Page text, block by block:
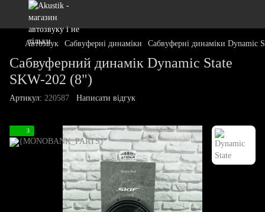
Автозвук Сабвуферні динаміки Сабвуферні динаміки Dynamic
Сабвуферний динамік Dynamic State
SKW-202 (8")
Артикул: 220587 Написати відгук
3